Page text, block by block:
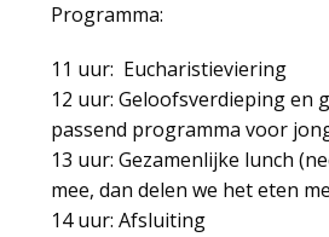
Programma:
11 uur: Eucharistieviering
12 uur: Geloofsverdieping en
passend programma voor
13 uur: Gezamenlijke lunch
mee, dan delen we het eten
14 uur: Afsluiting